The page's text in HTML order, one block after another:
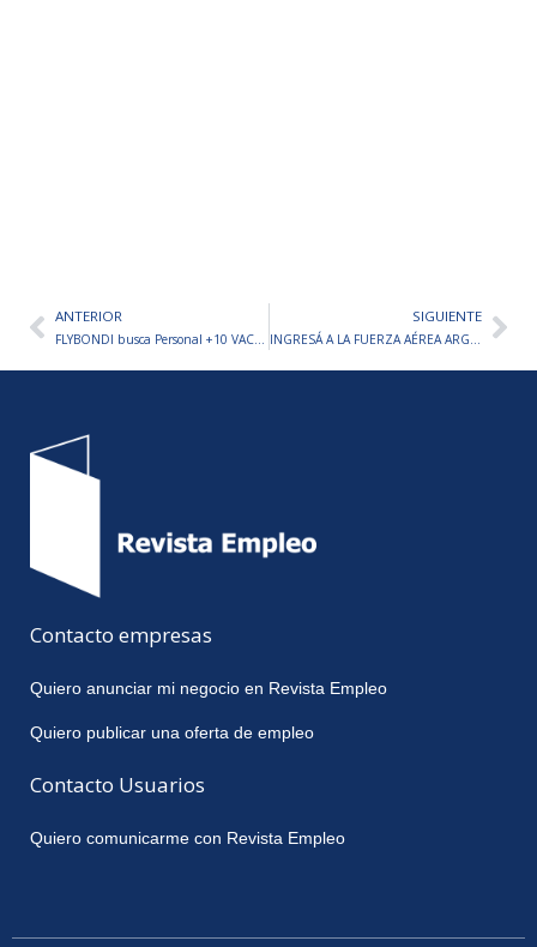
AntANTERIOR
FLYBONDI busca Personal +10 VACANTES EN TODO EL PAÍS
SIGUIENTE
INGRESÁ A LA FUERZA AÉREA ARGENTINA – INSCRIPCIÓN PASO A PASO
Contacto empresas
Quiero anunciar mi negocio en Revista Empleo
Quiero publicar una oferta de empleo
Contacto Usuarios
Quiero comunicarme con Revista Empleo